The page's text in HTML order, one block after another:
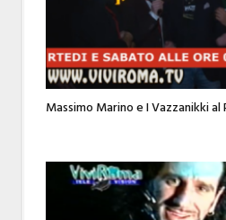
Massimo Marino e I Vazzanikki al